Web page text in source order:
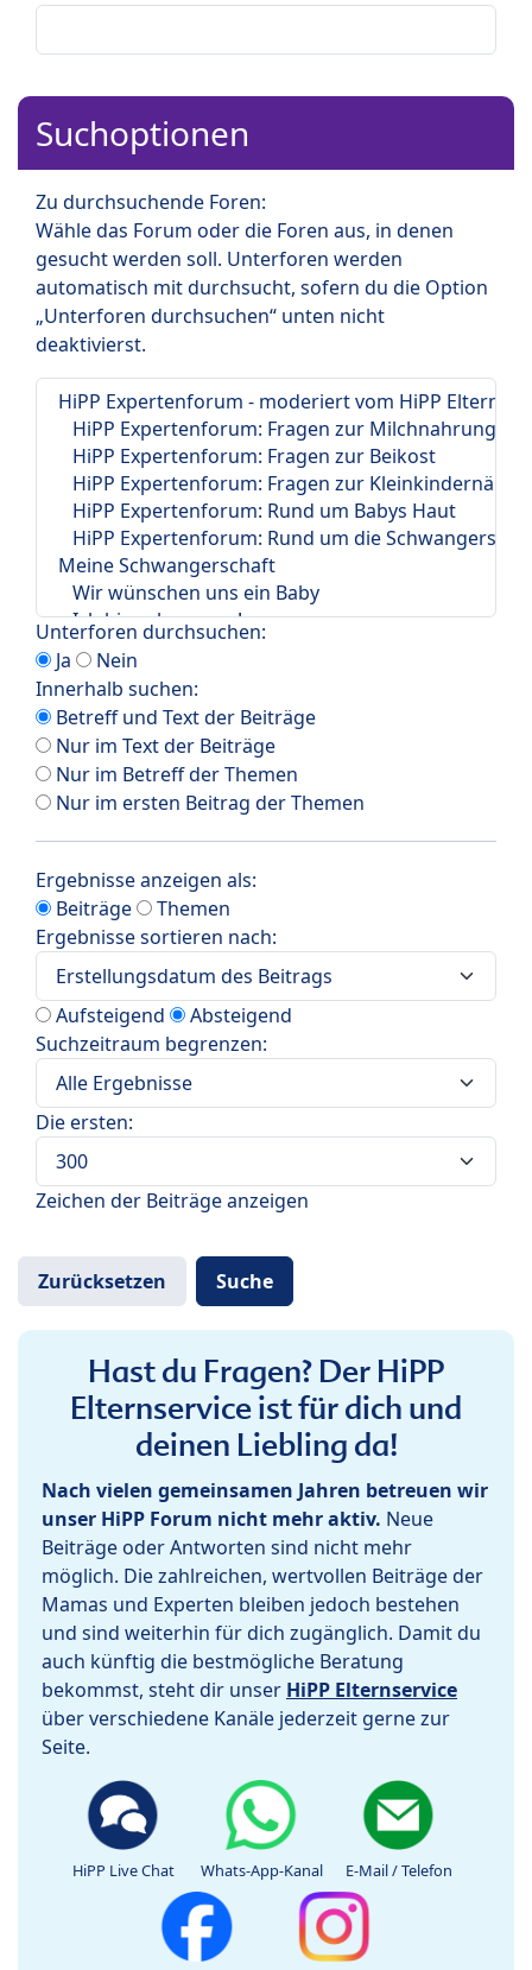
Suchoptionen
Zu durchsuchende Foren:
Wähle das Forum oder die Foren aus, in denen
gesucht werden soll. Unterforen werden
automatisch mit durchsucht, sofern du die Option
„Unterforen durchsuchen“ unten nicht
deaktivierst.
Unterforen durchsuchen:
Ja
Nein
Innerhalb suchen:
Betreff und Text der Beiträge
Nur im Text der Beiträge
Nur im Betreff der Themen
Nur im ersten Beitrag der Themen
Ergebnisse anzeigen als:
Beiträge
Themen
Ergebnisse sortieren nach:
Aufsteigend
Absteigend
Suchzeitraum begrenzen:
Die ersten:
Zeichen der Beiträge anzeigen
Hast du Fragen? Der HiPP
Elternservice ist für dich und
deinen Liebling da!
Nach vielen gemeinsamen Jahren betreuen wir
unser HiPP Forum nicht mehr aktiv. Neue
Beiträge oder Antworten sind nicht mehr
möglich. Die zahlreichen, wertvollen Beiträge der
Mamas und Experten bleiben jedoch bestehen
und sind weiterhin für dich zugänglich. Damit du
auch künftig die bestmögliche Beratung
bekommst, steht dir unser HiPP Elternservice
über verschiedene Kanäle jederzeit gerne zur
Seite.
HiPP Live Chat Whats-App-Kanal E-Mail / Telefon